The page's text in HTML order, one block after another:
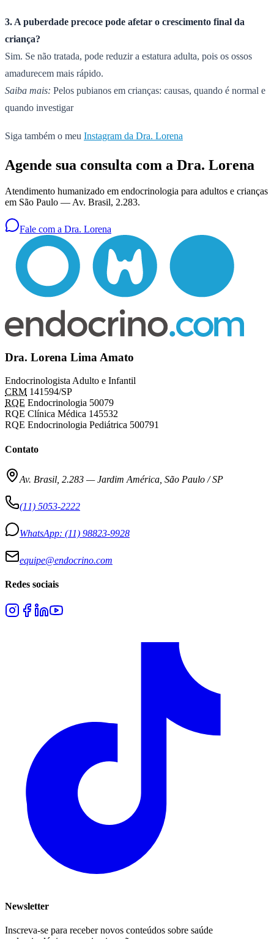
3. A puberdade precoce pode afetar o crescimento final da
criança?
Sim. Se não tratada, pode reduzir a estatura adulta, pois os ossos
amadurecem mais rápido.
Saiba mais: Pelos pubianos em crianças: causas, quando é normal e
quando investigar
Siga também o meu Instagram da Dra. Lorena
Agende sua consulta com a Dra. Lorena
Atendimento humanizado em endocrinologia para adultos e crianças
em São Paulo — Av. Brasil, 2.283.
Fale com a Dra. Lorena
Dra. Lorena Lima Amato
Endocrinologista Adulto e Infantil
CRM 141594/SP
RQE Endocrinologia 50079
RQE Clínica Médica 145532
RQE Endocrinologia Pediátrica 500791
Contato
Av. Brasil, 2.283 —Jardim América, São Paulo / SP
(11) 5053-2222
WhatsApp: (11) 98823-9928
equipe@endocrino.com
Redes sociais
Newsletter
Inscreva-se para receber novos conteúdos sobre saúde